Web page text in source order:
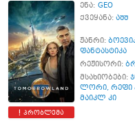
პრობლემა
ენა: GEO
ქვეყანა: აშშ
ჟანრი:
ფანტასტიკა
რეჟისორი:
მსახიობები:
ლორი, რეფი
მაიკლ კი